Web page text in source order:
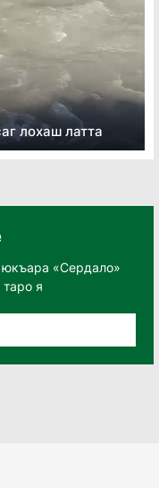
лохаш латта
юкъара «Сердало»
таро я